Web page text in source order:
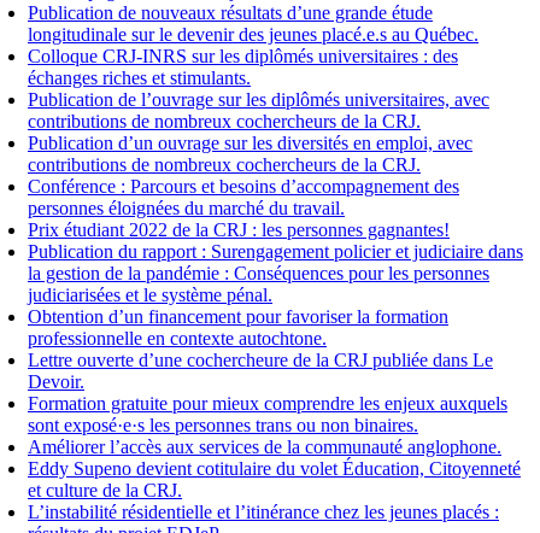
Publication de nouveaux résultats d’une grande étude
longitudinale sur le devenir des jeunes placé.e.s au Québec.
Colloque CRJ-INRS sur les diplômés universitaires : des
échanges riches et stimulants.
Publication de l’ouvrage sur les diplômés universitaires, avec
contributions de nombreux cochercheurs de la CRJ.
Publication d’un ouvrage sur les diversités en emploi, avec
contributions de nombreux cochercheurs de la CRJ.
Conférence : Parcours et besoins d’accompagnement des
personnes éloignées du marché du travail.
Prix étudiant 2022 de la CRJ : les personnes gagnantes!
Publication du rapport : Surengagement policier et judiciaire dans
la gestion de la pandémie : Conséquences pour les personnes
judiciarisées et le système pénal.
Obtention d’un financement pour favoriser la formation
professionnelle en contexte autochtone.
Lettre ouverte d’une cochercheure de la CRJ publiée dans Le
Devoir.
Formation gratuite pour mieux comprendre les enjeux auxquels
sont exposé·e·s les personnes trans ou non binaires.
Améliorer l’accès aux services de la communauté anglophone.
Eddy Supeno devient cotitulaire du volet Éducation, Citoyenneté
et culture de la CRJ.
L’instabilité résidentielle et l’itinérance chez les jeunes placés :